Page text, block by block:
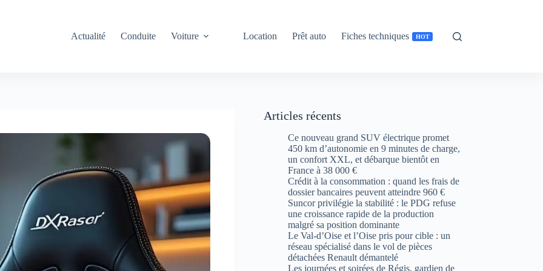
Actualité Conduite Voiture Location Prêt auto Fiches techniques HOT
Articles récents
Ce nouveau grand SUV électrique promet
450 km d’autonomie en 9 minutes de charge,
un confort XXL, et débarque bientôt en
France à 38 000 €
Crédit à la consommation : quand les frais de
dossier bancaires peuvent atteindre 960 €
Suncor privilégie la stabilité : le PDG refuse
une croissance rapide de la production
malgré sa position dominante
Le Val-d’Oise et l’Oise pris pour cible : un
réseau spécialisé dans le vol de pièces
détachées Renault démantelé
Les journées et soirées de Régis, gardien de